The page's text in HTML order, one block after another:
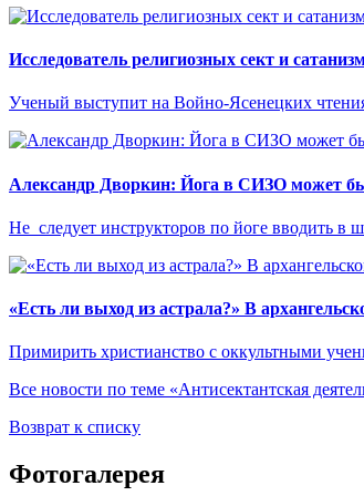
Исследователь религиозных сект и
Ученый выступит на Войно-Ясенецких
Александр Дворкин: Йога в СИЗО может
Не следует инструкторов по йоге вводить в
«Есть ли выход из астрала?» В
Примирить христианство с оккультными
Все новости по теме «Антисектантская
Возврат к списку
Фотогалерея